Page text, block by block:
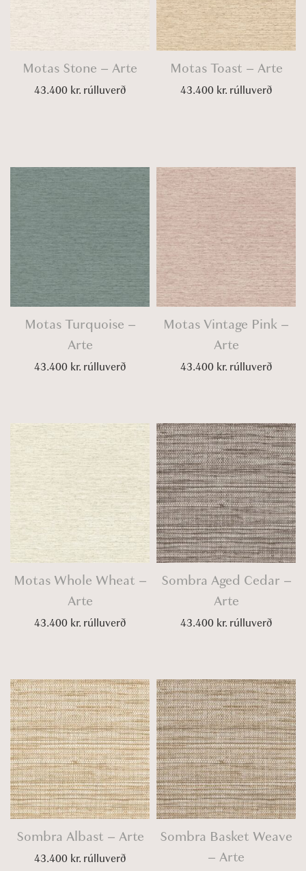
Motas Stone – Arte
43.400 kr.rúlluverð
Motas Toast – Arte
43.400 kr.rúlluverð
Motas Turquoise –
Arte
43.400 kr.rúlluverð
Motas Vintage Pink –
Arte
43.400 kr.rúlluverð
Motas Whole Wheat –
Arte
43.400 kr.rúlluverð
Sombra Aged Cedar –
Arte
43.400 kr.rúlluverð
Sombra Albast – Arte
43.400 kr.rúlluverð
Sombra Basket Weave
– Arte